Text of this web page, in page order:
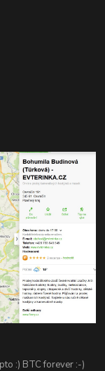
:) BTC forever :-)